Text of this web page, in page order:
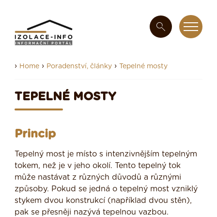
› Home › Poradenství, články › Tepelné mosty
TEPELNÉ MOSTY
Princip
Tepelný most je místo s intenzivnějším tepelným
tokem, než je v jeho okolí. Tento tepelný tok
může nastávat z různých důvodů a různými
způsoby. Pokud se jedná o tepelný most vzniklý
stykem dvou konstrukcí (například dvou stěn),
pak se přesněji nazývá tepelnou vazbou.